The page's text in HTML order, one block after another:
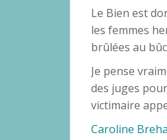
Le Bien est
les femmes
brûlées au
Je pense
des juges
victimaire
Caroline